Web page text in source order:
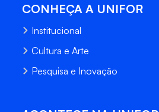
CONHEÇA A UNIFOR
Institucional
Cultura e Arte
Pesquisa e Inovação